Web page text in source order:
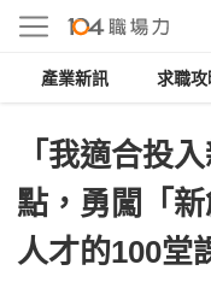
產業新訊 求職攻
「我適合投
點，勇闖「
人才的100堂